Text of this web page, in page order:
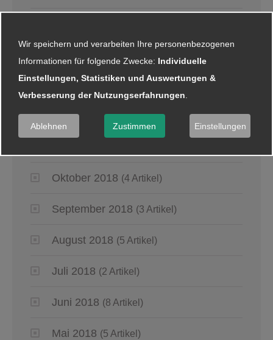
2018
Dezember 2018 (8 Artikel)
Oktober 2018 (4 Artikel)
September 2018 (3 Artikel)
August 2018 (5 Artikel)
Juli 2018 (2 Artikel)
Juni 2018 (8 Artikel)
Mai 2018 (5 Artikel)
Wir speichern und verarbeiten Ihre personenbezogenen
Informationen für folgende Zwecke: Individuelle
Einstellungen, Statistiken und Auswertungen &
Verbesserung der Nutzungserfahrungen.
Ablehnen Zustimmen Einstellungen